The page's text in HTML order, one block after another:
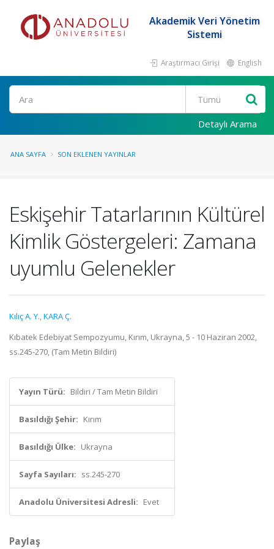
Akademik Veri Yönetim
Sistemi
Araştırmacı Girişi English
Ara
Detaylı Arama
ANA SAYFA SON EKLENEN YAYINLAR
Eskişehir Tatarlarının Kültürel
Kimlik Göstergeleri: Zamana
uyumlu Gelenekler
Kılıç A. Y.,KARA Ç.
Kıbatek Edebiyat Sempozyumu, Kırım, Ukrayna, 5 - 10 Haziran 2002,
ss.245-270, (Tam Metin Bildiri)
Yayın Türü: Bildiri / Tam Metin Bildiri
Basıldığı Şehir: Kırım
Basıldığı Ülke: Ukrayna
Sayfa Sayıları: ss.245-270
Anadolu Üniversitesi Adresli: Evet
Paylaş